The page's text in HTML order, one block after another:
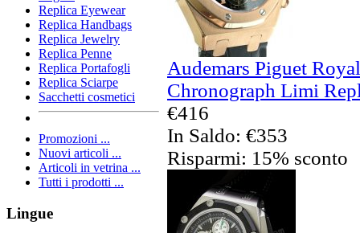
Replica Eyewear
Replica Handbags
Replica Jewelry
Replica Penne
Replica Portafogli
Replica Sciarpe
Sacchetti cosmetici
Promozioni ...
Nuovi articoli ...
Articoli in vetrina ...
Tutti i prodotti ...
Lingue
Audemars Piguet
Chronograph Limi
€416
In Saldo: €353
Risparmi: 15% sconto